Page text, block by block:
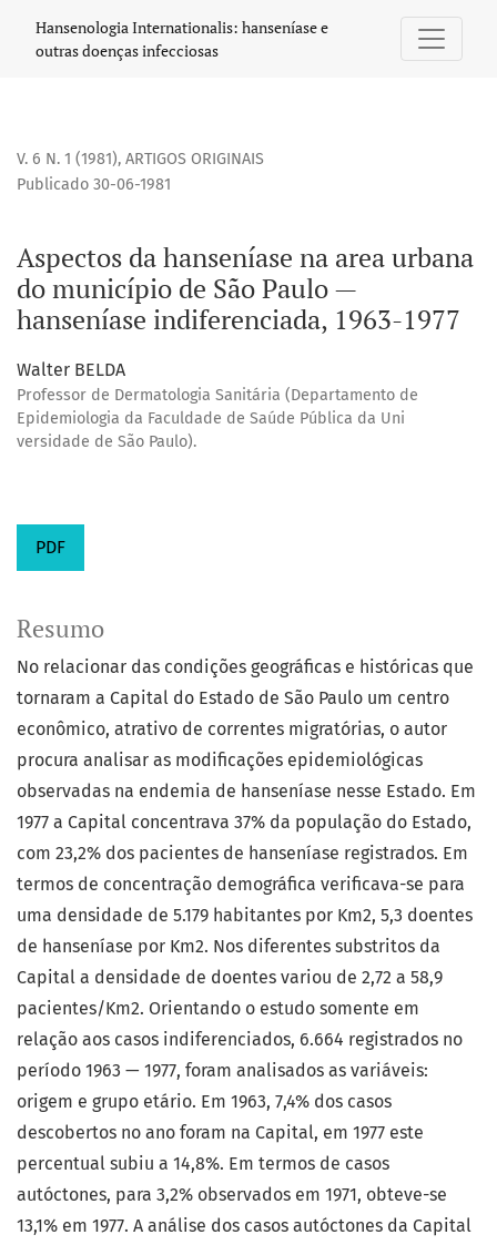
Aspectos da hanseníase na area urbana do município de
Hansenologia Internationalis: hanseníase e
outras doenças infecciosas
V. 6 N. 1 (1981), ARTIGOS ORIGINAIS
Aspectos da hanseníase na area urbana
do município de São Paulo —
hanseníase indiferenciada, 1963-1977
Publicado 30-06-1981
Walter BELDA
Professor de Dermatologia Sanitária (Departamento de
Epidemiologia da Faculdade de Saúde Pública da Uni
versidade de São Paulo).
PDF
Resumo
No relacionar das condições geográficas e históricas que
tornaram a Capital do Estado de São Paulo um centro
econômico, atrativo de correntes migratórias, o autor
procura analisar as modificações epidemiológicas
observadas na endemia de hanseníase nesse Estado. Em
1977 a Capital concentrava 37% da população do Estado,
com 23,2% dos pacientes de hanseníase registrados. Em
termos de concentração demográfica verificava-se para
uma densidade de 5.179 habitantes por Km2, 5,3 doentes
de hanseníase por Km2. Nos diferentes substritos da
Capital a densidade de doentes variou de 2,72 a 58,9
pacientes/Km2. Orientando o estudo somente em
relação aos casos indiferenciados, 6.664 registrados no
período 1963 — 1977, foram analisados as variáveis:
origem e grupo etário. Em 1963, 7,4% dos casos
descobertos no ano foram na Capital, em 1977 este
percentual subiu a 14,8%. Em termos de casos
autóctones, para 3,2% observados em 1971, obteve-se
13,1% em 1977. A análise dos casos autóctones da Capital